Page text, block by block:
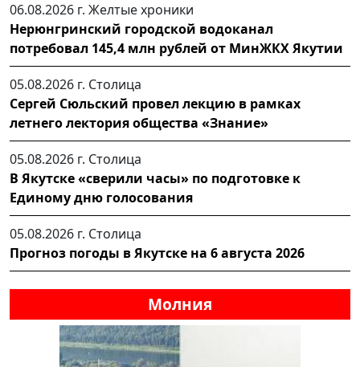
06.08.2026 г. Желтые хроники
Нерюнгринский городской водоканал
потребовал 145,4 млн рублей от МинЖКХ Якутии
05.08.2026 г. Столица
Сергей Сюльский провел лекцию в рамках
летнего лектория общества «Знание»
05.08.2026 г. Столица
В Якутске «сверили часы» по подготовке к
Единому дню голосования
05.08.2026 г. Столица
Прогноз погоды в Якутске на 6 августа 2026
Молния